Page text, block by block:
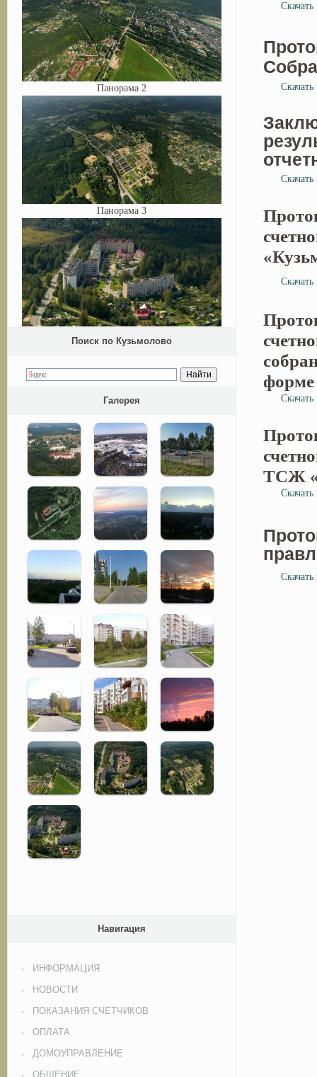
форме
ТСЖ
Панорама 2
Панорама 3
Поиск по Кузьмолово
Галерея
Навигация
ИНФОРМАЦИЯ
НОВОСТИ
ПОКАЗАНИЯ СЧЕТЧИКОВ
ОПЛАТА
ДОМОУПРАВЛЕНИЕ
ОБЩЕНИЕ